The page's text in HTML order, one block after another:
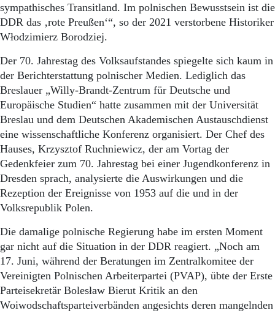
Archiv
Mediadaten
Impressum
Datenschutz
sympathisches Transitland. Im polnischen Bewusstsein ist die
DDR das ‚rote Preußen‘“, so der 2021 verstorbene Historiker
Włodzimierz Borodziej.
Der 70. Jahrestag des Volksaufstandes spiegelte sich kaum in
der Berichterstattung polnischer Medien. Lediglich das
Breslauer „Willy-Brandt-Zentrum für Deutsche und
Europäische Studien“ hatte zusammen mit der Universität
Breslau und dem Deutschen Akademischen Austauschdienst
eine wissenschaftliche Konferenz organisiert. Der Chef des
Hauses, Krzysztof Ruchniewicz, der am Vortag der
Gedenkfeier zum 70. Jahrestag bei einer Jugendkonferenz in
Dresden sprach, analysierte die Auswirkungen und die
Rezeption der Ereignisse von 1953 auf die und in der
Volksrepublik Polen.
Die damalige polnische Regierung habe im ersten Moment
gar nicht auf die Situation in der DDR reagiert. „Noch am
17. Juni, während der Beratungen im Zentralkomitee der
Vereinigten Polnischen Arbeiterpartei (PVAP), übte der Erste
Parteisekretär Bolesław Bierut Kritik an den
Woiwodschaftsparteiverbänden angesichts deren mangelnden